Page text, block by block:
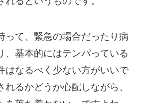
って、緊急の場合だったり病
、基本的にはテンパっている
はなるべく少ない方がいいで
れるかどうか心配しながら、